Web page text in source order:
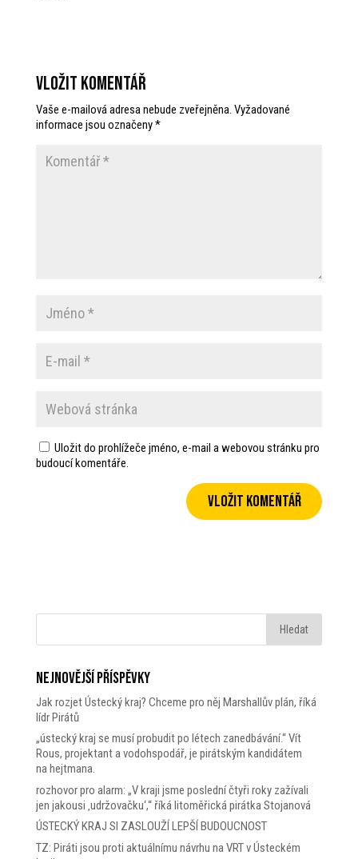
Vložit komentář
Vaše e-mailová adresa nebude zveřejněna. Vyžadované
informace jsou označeny*
Uložit do prohlížeče jméno, e-mail a webovou stránku pro
budoucí komentáře.
Nejnovější příspěvky
Jak rozjet Ústecký kraj? Chceme pro něj Marshallův plán, říká
lídr Pirátů
„ústecký kraj se musí probudit po létech zanedbávání.“ Vít
Rous, projektant a vodohspodář, je pirátským kandidátem
na hejtmana.
rozhovor pro alarm: „V kraji jsme poslední čtyři roky zažívali
jen jakousi ‚udržovačku‘,“ říká litoměřická pirátka Stojanová
ÚSTECKÝ KRAJ SI ZASLOUŽÍ LEPŠÍ BUDOUCNOST
TZ: Piráti jsou proti aktuálnímu návrhu na VRT v Ústeckém